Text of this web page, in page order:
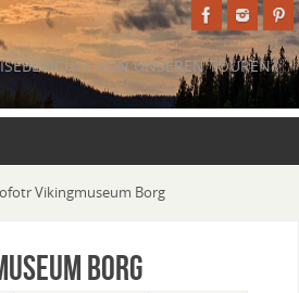
VON UNSEREN TOUREN.
Vikingmuseum Borg
Borg